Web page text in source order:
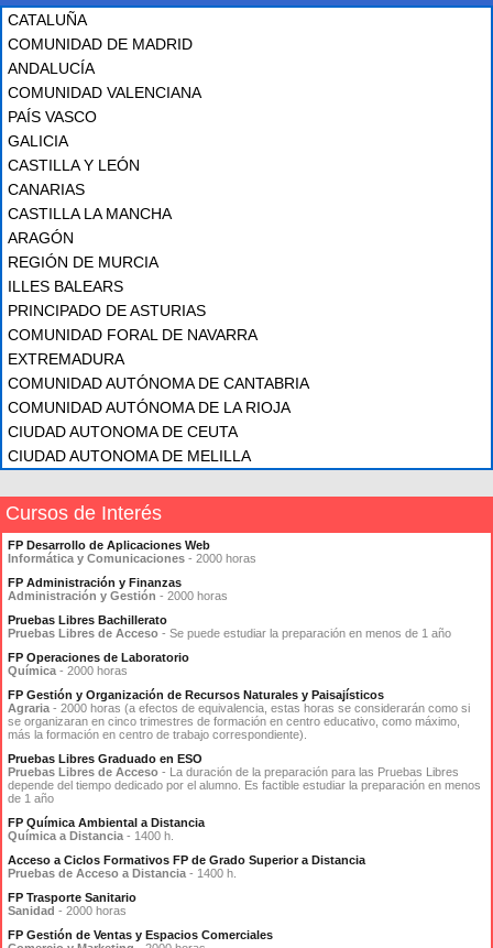
CATALUÑA
COMUNIDAD DE MADRID
ANDALUCÍA
COMUNIDAD VALENCIANA
PAÍS VASCO
GALICIA
CASTILLA Y LEÓN
CANARIAS
CASTILLA LA MANCHA
ARAGÓN
REGIÓN DE MURCIA
ILLES BALEARS
PRINCIPADO DE ASTURIAS
COMUNIDAD FORAL DE NAVARRA
EXTREMADURA
COMUNIDAD AUTÓNOMA DE CANTABRIA
COMUNIDAD AUTÓNOMA DE LA RIOJA
CIUDAD AUTONOMA DE CEUTA
CIUDAD AUTONOMA DE MELILLA
Cursos de Interés
FP Desarrollo de Aplicaciones Web
Informática y Comunicaciones - 2000 horas
FP Administración y Finanzas
Administración y Gestión - 2000 horas
Pruebas Libres Bachillerato
Pruebas Libres de Acceso - Se puede estudiar la preparación en menos de 1 año
FP Operaciones de Laboratorio
Química - 2000 horas
FP Gestión y Organización de Recursos Naturales y Paisajísticos
Agraria - 2000 horas (a efectos de equivalencia, estas horas se considerarán como si
se organizaran en cinco trimestres de formación en centro educativo, como máximo,
más la formación en centro de trabajo correspondiente).
Pruebas Libres Graduado en ESO
Pruebas Libres de Acceso - La duración de la preparación para las Pruebas Libres
depende del tiempo dedicado por el alumno. Es factible estudiar la preparación en menos
de 1 año
FP Química Ambiental a Distancia
Química a Distancia - 1400 h.
Acceso a Ciclos Formativos FP de Grado Superior a Distancia
Pruebas de Acceso a Distancia - 1400 h.
FP Trasporte Sanitario
Sanidad - 2000 horas
FP Gestión de Ventas y Espacios Comerciales